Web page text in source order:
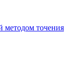
методом точения